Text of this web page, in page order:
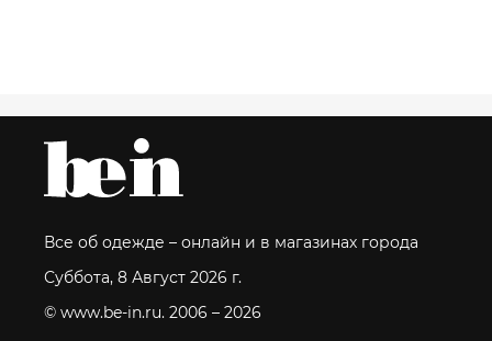
Все об одежде – онлайн и в магазинах города
Суббота, 8 Август 2026 г.
© www.be-in.ru. 2006 – 2026